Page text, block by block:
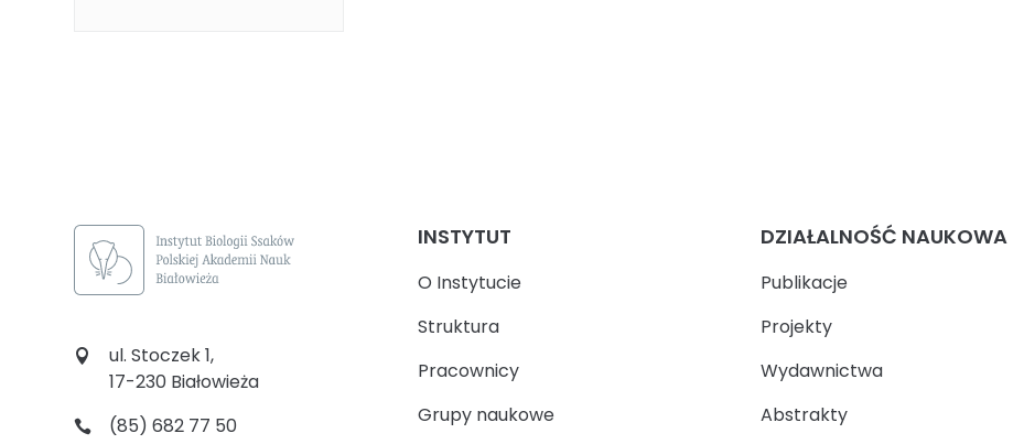
ul. Stoczek 1,
17-230 Białowieża
(85) 682 77 50
INSTYTUT
O Instytucie
Struktura
Pracownicy
Grupy naukowe
DZIAŁALNOŚĆ NAUKOWA
Publikacje
Projekty
Wydawnictwa
Abstrakty